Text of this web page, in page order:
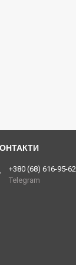
+380 (68) 616-95-62
Telegram